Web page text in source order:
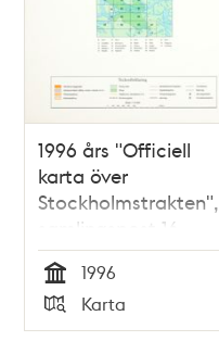
1996 års "Officiell
karta över
Stockholmstrakten",
samlingspost 16
blad
Tid
1996
Typ
Karta